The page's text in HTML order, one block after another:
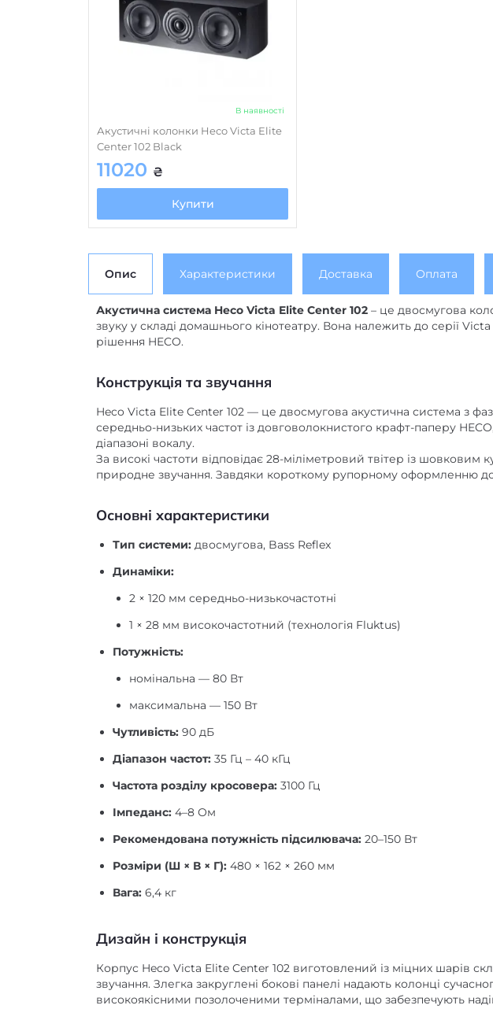
В наявності
Акустичні колонки Heco Victa Elite
Center 102 Black
11020 ₴
Купити
Опис Характеристики Доставка Оплата
Акустична система Heco Victa Elite Center 102 – це двосмугова
звуку у складі домашнього кінотеатру. Вона належить до серії
рішення HECO.
Конструкція та звучання
Heco Victa Elite Center 102 — це двосмугова акустична система з
середньо-низьких частот із довговолокнистого крафт-паперу
діапазоні вокалу.
За високі частоти відповідає 28-міліметровий твітер із
природне звучання. Завдяки короткому рупорному оформленню
Основні характеристики
Тип системи: двосмугова, Bass Reflex
Динаміки:
2 × 120 мм середньо-низькочастотні
1 × 28 мм високочастотний (технологія Fluktus)
Потужність:
номінальна — 80 Вт
максимальна — 150 Вт
Чутливість: 90 дБ
Діапазон частот: 35 Гц – 40 кГц
Частота розділу кросовера: 3100 Гц
Імпеданс: 4–8 Ом
Рекомендована потужність підсилювача: 20–150 Вт
Розміри (Ш × В × Г): 480 × 162 × 260 мм
Вага: 6,4 кг
Дизайн і конструкція
Корпус Heco Victa Elite Center 102 виготовлений із міцних шарів
звучання. Злегка закруглені бокові панелі надають колонці
високоякісними позолоченими терміналами, що забезпечують